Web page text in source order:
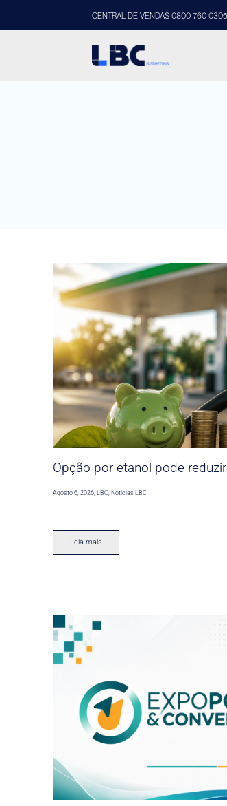
CENTRAL DE VENDAS 0800 760 0305
Opção por etanol pode
Agosto 6, 2026,LBC,Noticias LBC
Leia mais